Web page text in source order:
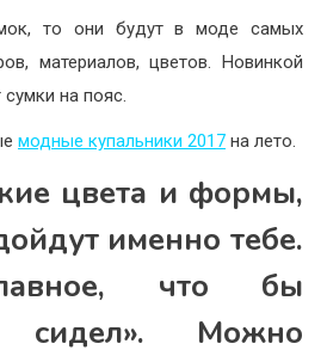
то они будут в моде самых
материалов, цветов. Новинкой
на пояс.
модные купальники 2017 на лето.
цвета и формы,
именно тебе.
что бы
сидел». Можно